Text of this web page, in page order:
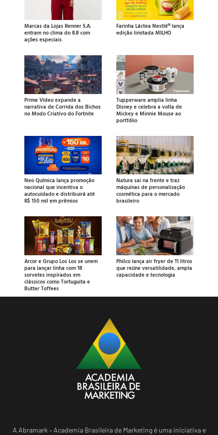
Marcas da Lojas Renner S.A.
entram no clima do 8.8 com
ações especiais
Farinha Láctea Nestlé® lança
edição limitada MILHO
Prime Video expande a
narrativa de Corrida dos Bichos
no Modo Criativo do Fortnite
Tupperware amplia linha
Disney e celebra a volta de
Mickey e Minnie Mouse ao
portfólio
Neo Química lança promoção
nacional que incentiva o
autocuidado e distribuirá até
R$ 150 mil em prêmios
Natura sai na frente e traz
máquinas de personalização
cosmética para o mercado
brasileiro
Arcor e Grupo Los Los se unem
para lançar linha com 18
sorvetes inspirados em
clássicos como Tortuguita e
Butter Toffees
Philco lança air fryer de 11 litros
que reúne versatilidade, ampla
capacidade e tecnologia
A Abramark – Academia Brasileira de Marketing é uma iniciativa e